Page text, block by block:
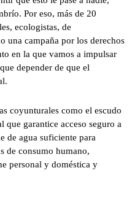
Por eso, más de 20
ecologistas, de
una campaña por los derechos
en la que vamos a impulsar
depender de que el
coyunturales como el escudo
garantice acceso seguro a
de agua suficiente para
de consumo humano,
personal y doméstica y